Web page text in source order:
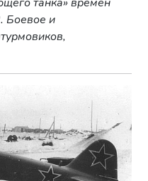
танка» времен
Боевое и